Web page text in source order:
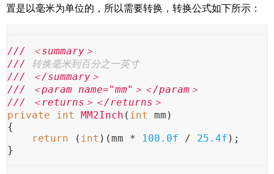
置是以毫米为单位的，所以需要转换，转换公式如下所示：
///
＜summary＞
///
转换毫米到百分之一英寸
///
＜/summary＞
///
＜param name="mm"＞＜/param＞
///
＜returns＞＜/returns＞
private
int MM2Inch ( int mm )
{
return ( int )(mm * 100.0f / 25.4f );
}